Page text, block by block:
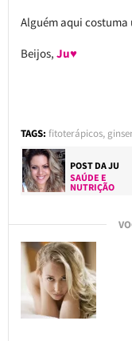
Alguém aqui costuma
Beijos, Ju♥
TAGS: fitoterápicos,
POST DAJU
SAÚDE E
NUTRIÇÃO